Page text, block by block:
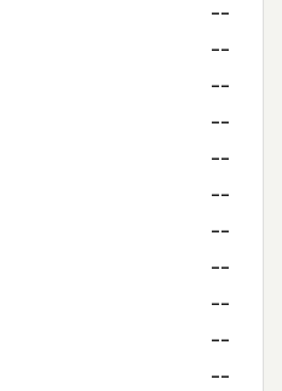
--
--
--
--
--
--
--
--
--
--
--